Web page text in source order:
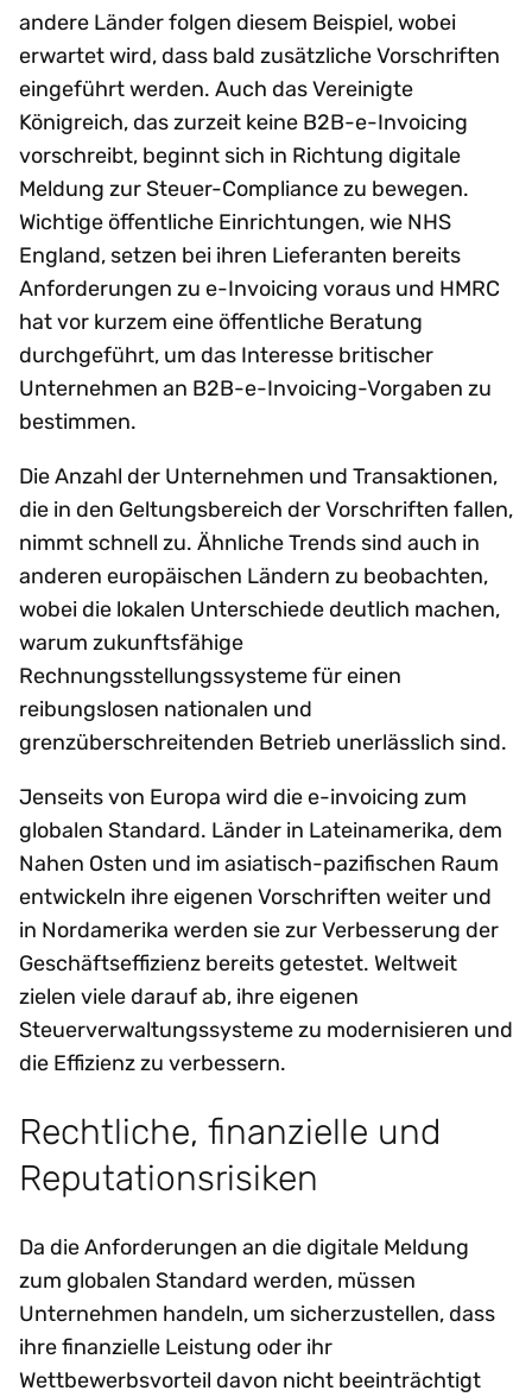
andere Länder folgen diesem Beispiel, wobei
erwartet wird, dass bald zusätzliche Vorschriften
eingeführt werden. Auch das Vereinigte
Königreich, das zurzeit keine B2B-e-Invoicing
vorschreibt, beginnt sich in Richtung digitale
Meldung zur Steuer-Compliance zu bewegen.
Wichtige öffentliche Einrichtungen, wie NHS
England, setzen bei ihren Lieferanten bereits
Anforderungen zu e-Invoicing voraus und HMRC
hat vor kurzem eine öffentliche Beratung
durchgeführt, um das Interesse britischer
Unternehmen an B2B-e-Invoicing-Vorgaben zu
bestimmen.
Die Anzahl der Unternehmen und Transaktionen,
die in den Geltungsbereich der Vorschriften fallen,
nimmt schnell zu. Ähnliche Trends sind auch in
anderen europäischen Ländern zu beobachten,
wobei die lokalen Unterschiede deutlich machen,
warum zukunftsfähige
Rechnungsstellungssysteme für einen
reibungslosen nationalen und
grenzüberschreitenden Betrieb unerlässlich sind.
Jenseits von Europa wird die e-invoicing zum
globalen Standard. Länder in Lateinamerika, dem
Nahen Osten und im asiatisch-pazifischen Raum
entwickeln ihre eigenen Vorschriften weiter und
in Nordamerika werden sie zur Verbesserung der
Geschäftseffizienz bereits getestet. Weltweit
zielen viele darauf ab, ihre eigenen
Steuerverwaltungssysteme zu modernisieren und
die Effizienz zu verbessern.
Rechtliche, finanzielle und
Reputationsrisiken
Da die Anforderungen an die digitale Meldung
zum globalen Standard werden, müssen
Unternehmen handeln, um sicherzustellen, dass
ihre finanzielle Leistung oder ihr
Wettbewerbsvorteil davon nicht beeinträchtigt